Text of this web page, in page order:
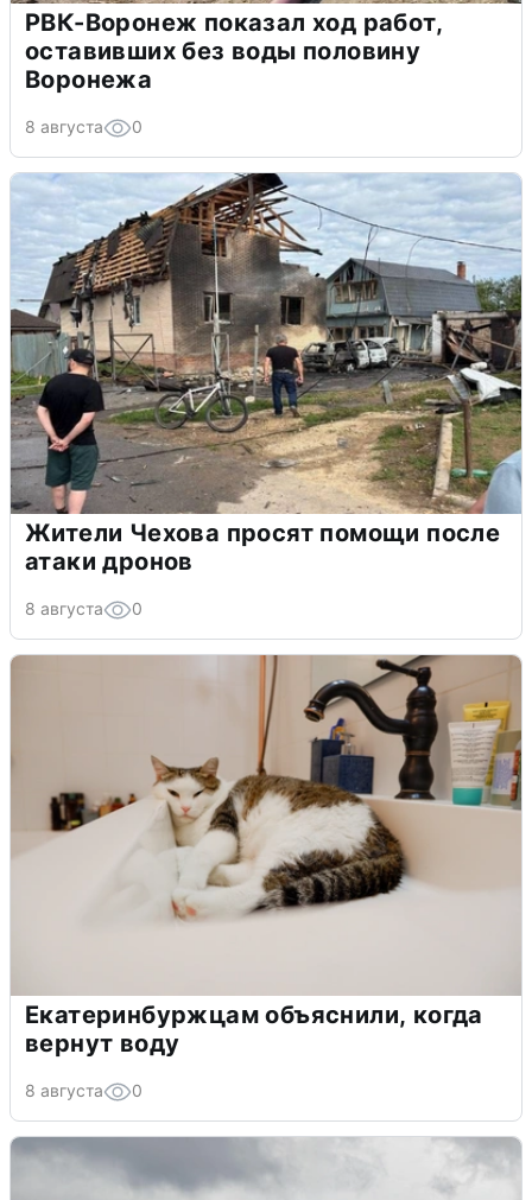
РВК-Воронеж показал ход работ,
оставивших без воды половину
Воронежа
8 августа 0
Жители Чехова просят помощи после
атаки дронов
8 августа 0
Екатеринбуржцам объяснили, когда
вернут воду
8 августа 0